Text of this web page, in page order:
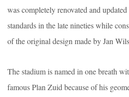
was completely renovated and
standards in the late nineties while
of the original design made by Jan
The stadium is named in one breath
famous Plan Zuid because of his